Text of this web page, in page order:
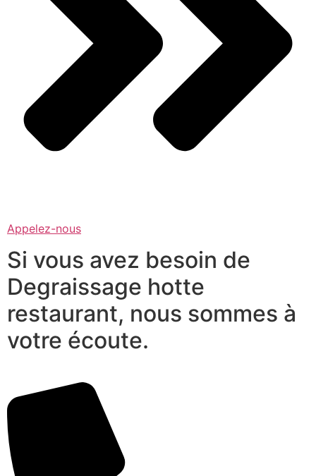
Appelez-nous
Si vous avez besoin de
Degraissage hotte
restaurant, nous sommes à
votre écoute.